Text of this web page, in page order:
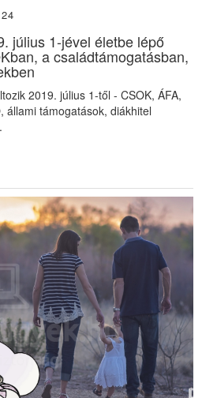
július 1-jével életbe lépő
a családtámogatásban,
2019. július 1-től - CSOK, ÁFA,
állami támogatások, diákhitel